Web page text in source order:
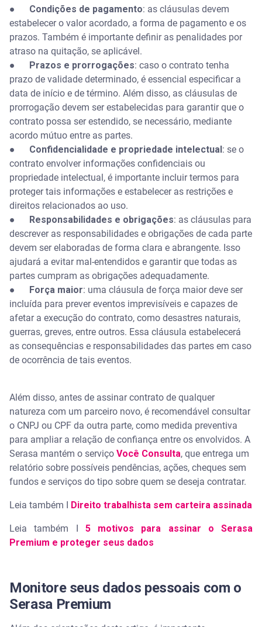
● Condições de pagamento: as cláusulas devem
estabelecer o valor acordado, a forma de pagamento e os
prazos. Também é importante definir as penalidades por
atraso na quitação, se aplicável.
●
Prazos e prorrogações: caso o contrato tenha
prazo de validade determinado, é essencial especificar a
data de início e de término. Além disso, as cláusulas de
prorrogação devem ser estabelecidas para garantir que o
contrato possa ser estendido, se necessário, mediante
acordo mútuo entre as partes.
● Confidencialidade e propriedade intelectual : se o
contrato envolver informações confidenciais ou
propriedade intelectual, é importante incluir termos para
proteger tais informações e estabelecer as restrições e
direitos relacionados ao uso.
●
Responsabilidades e obrigações: as cláusulas para
descrever as responsabilidades e obrigações de cada parte
devem ser elaboradas de forma clara e abrangente. Isso
ajudará a evitar mal-entendidos e garantir que todas as
partes cumpram as obrigações adequadamente.
●
Força maior: uma cláusula de força maior deve ser
incluída para prever eventos imprevisíveis e capazes de
afetar a execução do contrato, como desastres naturais,
guerras, greves, entre outros. Essa cláusula estabelecerá
as consequências e responsabilidades das partes em caso
de ocorrência de tais eventos.
Além disso, antes de assinar contrato de qualquer
natureza com um parceiro novo, é recomendável consultar
o CNPJ ou CPF da outra parte, como medida preventiva
para ampliar a relação de confiança entre os envolvidos. A
Serasa mantém o serviço Você Consulta, que entrega um
relatório sobre possíveis pendências, ações, cheques sem
fundos e serviços do tipo sobre quem se deseja contratar.
Leia também I Direito trabalhista sem carteira assinada
Leia também I 5 motivos para assinar o Serasa
Premium e proteger seus dados
Monitore seus dados pessoais com o
Serasa Premium